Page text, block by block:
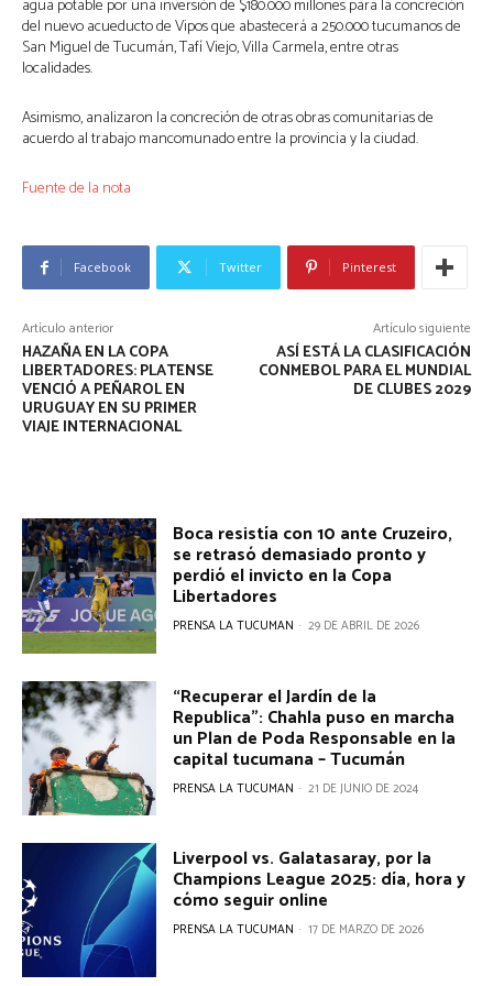
agua potable por una inversión de $180.000 millones para la concreción
del nuevo acueducto de Vipos que abastecerá a 250.000 tucumanos de
San Miguel de Tucumán, Tafí Viejo, Villa Carmela, entre otras
localidades.
Asimismo, analizaron la concreción de otras obras comunitarias de
acuerdo al trabajo mancomunado entre la provincia y la ciudad.
Fuente de la nota
Facebook Twitter Pinterest
Artículo anterior
HAZAÑA EN LA COPA
LIBERTADORES: PLATENSE
VENCIÓ A PEÑAROL EN
URUGUAY EN SU PRIMER
VIAJE INTERNACIONAL
Artículo siguiente
ASÍ ESTÁ LA CLASIFICACIÓN
CONMEBOL PARA EL MUNDIAL
DE CLUBES 2029
Boca resistía con 10 ante Cruzeiro,
se retrasó demasiado pronto y
perdió el invicto en la Copa
Libertadores
PRENSA LA TUCUMAN - 29 DE ABRIL DE 2026
“Recuperar el Jardín de la
Republica”: Chahla puso en marcha
un Plan de Poda Responsable en la
capital tucumana – Tucumán
PRENSA LA TUCUMAN - 21 DE JUNIO DE 2024
Liverpool vs. Galatasaray, por la
Champions League 2025: día, hora y
cómo seguir online
PRENSA LA TUCUMAN - 17 DE MARZO DE 2026